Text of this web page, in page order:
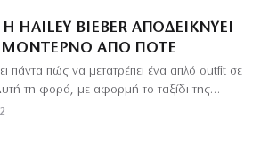
HAILEY BIEBER ΑΠΟΔΕΙΚΝΎΕΙ
ΜΟΝΤΈΡΝΟ ΑΠΌ ΠΟΤΈ
πάντα πώς να μετατρέπει ένα απλό outfit σε
τη φορά, με αφορμή το ταξίδι της…